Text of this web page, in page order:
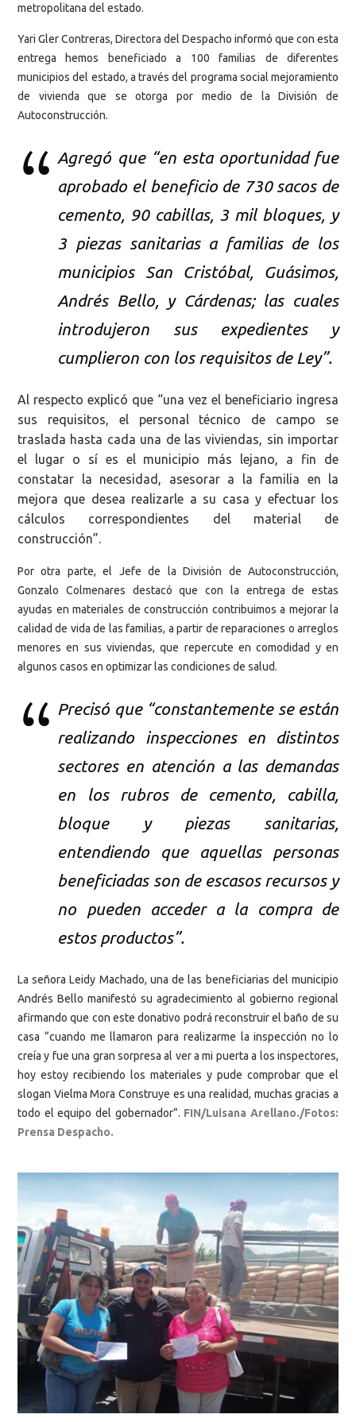
metropolitana del estado.
Yari Gler Contreras, Directora del Despacho informó que con esta
entrega hemos beneficiado a 100 familias de diferentes
municipios del estado, a través del programa social mejoramiento
de vivienda que se otorga por medio de la División de
Autoconstrucción.
Agregó que “en esta oportunidad fue
aprobado el beneficio de 730 sacos de
cemento, 90 cabillas, 3 mil bloques, y
3 piezas sanitarias a familias de los
municipios San Cristóbal, Guásimos,
Andrés Bello, y Cárdenas; las cuales
introdujeron sus expedientes y
cumplieron con los requisitos de Ley”.
Al respecto explicó que “una vez el beneficiario ingresa
sus requisitos, el personal técnico de campo se
traslada hasta cada una de las viviendas, sin importar
el lugar o sí es el municipio más lejano, a fin de
constatar la necesidad, asesorar a la familia en la
mejora que desea realizarle a su casa y efectuar los
cálculos correspondientes del material de
construcción”.
Por otra parte, el Jefe de la División de Autoconstrucción,
Gonzalo Colmenares destacó que con la entrega de estas
ayudas en materiales de construcción contribuimos a mejorar la
calidad de vida de las familias, a partir de reparaciones o arreglos
menores en sus viviendas, que repercute en comodidad y en
algunos casos en optimizar las condiciones de salud.
Precisó que “constantemente se están
realizando inspecciones en distintos
sectores en atención a las demandas
en los rubros de cemento, cabilla,
bloque y piezas sanitarias,
entendiendo que aquellas personas
beneficiadas son de escasos recursos y
no pueden acceder a la compra de
estos productos”.
La señora Leidy Machado, una de las beneficiarias del municipio
Andrés Bello manifestó su agradecimiento al gobierno regional
afirmando que con este donativo podrá reconstruir el baño de su
casa “cuando me llamaron para realizarme la inspección no lo
creía y fue una gran sorpresa al ver a mi puerta a los inspectores,
hoy estoy recibiendo los materiales y pude comprobar que el
slogan Vielma Mora Construye es una realidad, muchas gracias a
todo el equipo del gobernador”. FIN/Luisana Arellano./Fotos:
Prensa Despacho.